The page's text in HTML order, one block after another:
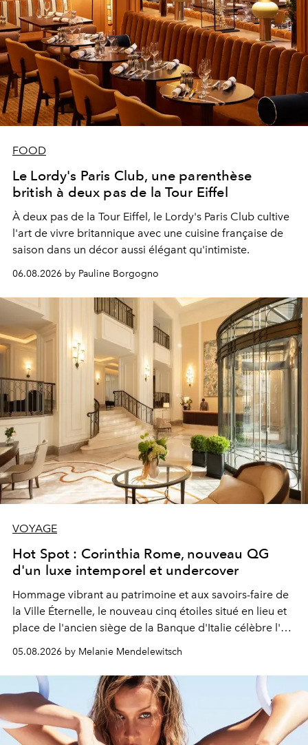
FOOD
Le Lordy's Paris Club, une parenthèse
british à deux pas de la Tour Eiffel
À deux pas de la Tour Eiffel, le Lordy's Paris Club cultive
l'art de vivre britannique avec une cuisine française de
saison dans un décor aussi élégant qu'intimiste.
06.08.2026 by Pauline Borgogno
VOYAGE
Hot Spot : Corinthia Rome, nouveau QG
d'un luxe intemporel et undercover
Hommage vibrant au patrimoine et aux savoirs-faire de
la Ville Éternelle, le nouveau cinq étoiles situé en lieu et
place de l'ancien siège de la Banque d'Italie célèbre l'art
de vivre Romain dans toute son élégance intemporelle.
05.08.2026 by Melanie Mendelewitsch